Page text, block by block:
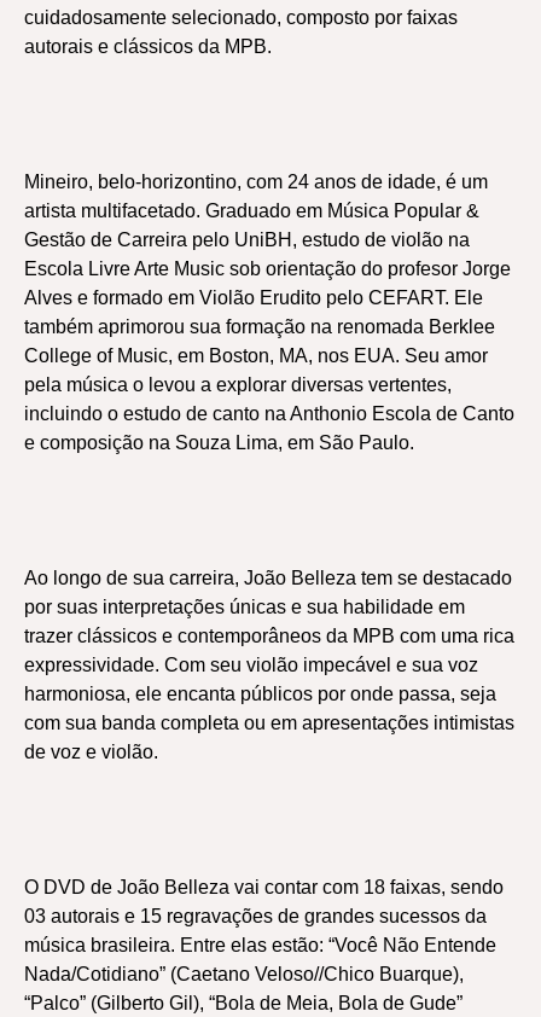
cuidadosamente selecionado, composto por faixas
autorais e clássicos da MPB.
Mineiro, belo-horizontino, com 24 anos de idade, é um
artista multifacetado. Graduado em Música Popular &
Gestão de Carreira pelo UniBH, estudo de violão na
Escola Livre Arte Music sob orientação do profesor Jorge
Alves e formado em Violão Erudito pelo CEFART. Ele
também aprimorou sua formação na renomada Berklee
College of Music, em Boston, MA, nos EUA. Seu amor
pela música o levou a explorar diversas vertentes,
incluindo o estudo de canto na Anthonio Escola de Canto
e composição na Souza Lima, em São Paulo.
Ao longo de sua carreira, João Belleza tem se destacado
por suas interpretações únicas e sua habilidade em
trazer clássicos e contemporâneos da MPB com uma rica
expressividade. Com seu violão impecável e sua voz
harmoniosa, ele encanta públicos por onde passa, seja
com sua banda completa ou em apresentações intimistas
de voz e violão.
O DVD de João Belleza vai contar com 18 faixas, sendo
03 autorais e 15 regravações de grandes sucessos da
música brasileira. Entre elas estão: “Você Não Entende
Nada/Cotidiano” (Caetano Veloso//Chico Buarque),
“Palco” (Gilberto Gil), “Bola de Meia, Bola de Gude”